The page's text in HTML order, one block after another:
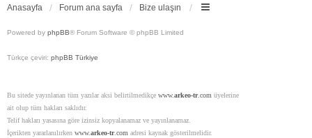
Anasayfa Forum ana sayfa Bize ulaşın
Powered by phpBB® Forum Software © phpBB Limited
Türkçe çeviri: phpBB Türkiye
Bu sitede yayınlanan tüm yazılar aksi belirtilmedikçe www.arkeo-tr.com üyelerine
ait olup tüm hakları saklıdır.
Telif hakları yasasına göre izinsiz kopyalanamaz ve yayınlanamaz.
İçerikten yararlanılırken www.arkeo-tr.com adresi kaynak gösterilmelidir.